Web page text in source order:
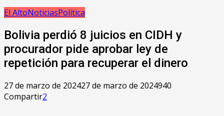
El AltoNoticiasPolítica
Bolivia perdió 8 juicios en CIDH y
procurador pide aprobar ley de
repetición para recuperar el dinero
27 de marzo de 202427 de marzo de 2024940
Compartir2